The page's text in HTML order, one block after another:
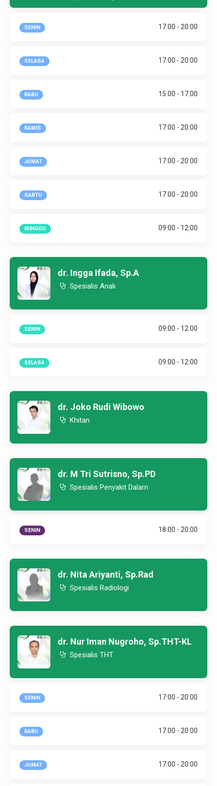
SENIN 17:00 - 20:00
SELASA 17:00 - 20:00
RABU 15:00 - 17:00
KAMIS 17:00 - 20:00
JUMAT 17:00 - 20:00
SABTU 17:00 - 20:00
MINGGU 09:00 - 12:00
dr. Ingga Ifada, Sp.A
Spesialis Anak
SENIN 09:00 - 12:00
SELASA 09:00 - 12:00
dr. Joko Rudi Wibowo
Khitan
dr. M Tri Sutrisno, Sp.PD
Spesialis Penyakit Dalam
SENIN 18:00 - 20:00
dr. Nita Ariyanti, Sp.Rad
Spesialis Radiologi
dr. Nur Iman Nugroho, Sp.THT-KL
Spesialis THT
SENIN 17:00 - 20:00
RABU 17:00 - 20:00
JUMAT 17:00 - 20:00